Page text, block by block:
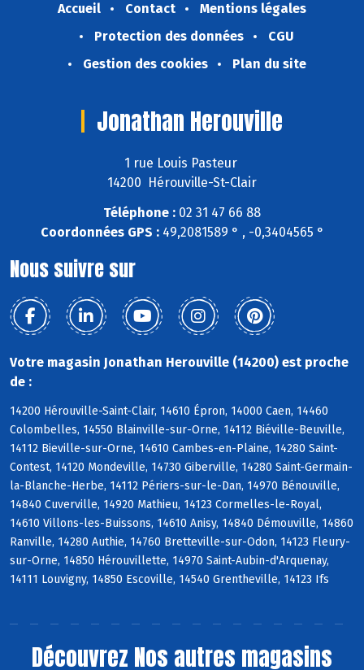
Accueil Contact
Mentions légales
Protection des données
CGU
Gestion des cookies
Plan du site
Jonathan Herouville
1 rue Louis Pasteur
14200 Hérouville-St-Clair
Téléphone : 02 31 47 66 88
Coordonnées GPS :49,2081589 ° , -0,3404565 °
Nous suivre sur
Votre magasin Jonathan Herouville (14200) est proche
de :
14200 Hérouville-Saint-Clair, 14610 Épron, 14000 Caen, 14460
Colombelles, 14550 Blainville-sur-Orne, 14112 Biéville-Beuville,
14112 Bieville-sur-Orne, 14610 Cambes-en-Plaine, 14280 Saint-
Contest, 14120 Mondeville, 14730 Giberville, 14280 Saint-Germain-
la-Blanche-Herbe, 14112 Périers-sur-le-Dan, 14970 Bénouville,
14840 Cuverville, 14920 Mathieu, 14123 Cormelles-le-Royal,
14610 Villons-les-Buissons, 14610 Anisy, 14840 Démouville, 14860
Ranville, 14280 Authie, 14760 Bretteville-sur-Odon, 14123 Fleury-
sur-Orne, 14850 Hérouvillette, 14970 Saint-Aubin-d'Arquenay,
14111 Louvigny, 14850 Escoville, 14540 Grentheville, 14123 Ifs
Découvrez Nos autres magasins